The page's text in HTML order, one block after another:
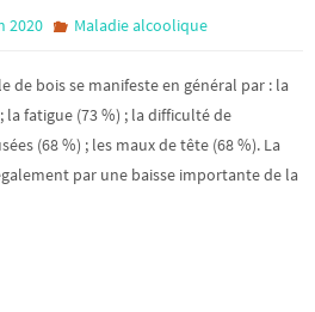
2020 Maladie alcoolique
de bois se manifeste en général par : la
la fatigue (73 %) ; la difficulté de
(68 %) ; les maux de tête (68 %). La
par une baisse importante de la